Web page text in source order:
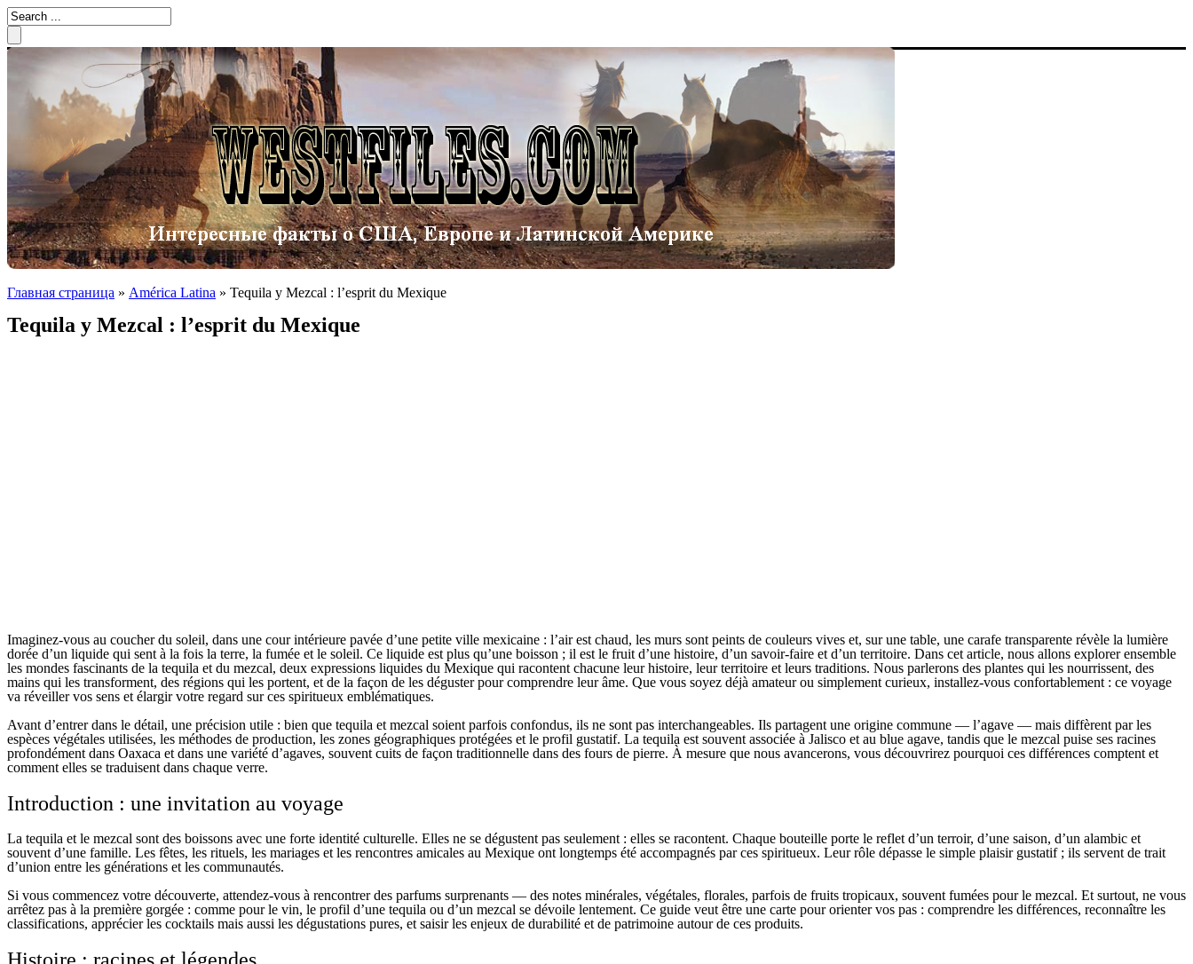
Главная страница » América Latina » Tequila y Mezcal : l’esprit du Mexique
Tequila y Mezcal : l’esprit du Mexique
Imaginez-vous au coucher du soleil, dans une cour intérieure pavée d’une petite ville mexicaine : l’air est chaud, les murs sont peints de couleurs vives et, sur une table, une carafe transparente révèle la lumière
dorée d’un liquide qui sent à la fois la terre, la fumée et le soleil. Ce liquide est plus qu’une boisson ; il est le fruit d’une histoire, d’un savoir-faire et d’un territoire. Dans cet article, nous allons explorer ensemble
les mondes fascinants de la tequila et du mezcal, deux expressions liquides du Mexique qui racontent chacune leur histoire, leur territoire et leurs traditions. Nous parlerons des plantes qui les nourrissent, des
mains qui les transforment, des régions qui les portent, et de la façon de les déguster pour comprendre leur âme. Que vous soyez déjà amateur ou simplement curieux, installez-vous confortablement : ce voyage
va réveiller vos sens et élargir votre regard sur ces spiritueux emblématiques.
Avant d’entrer dans le détail, une précision utile : bien que tequila et mezcal soient parfois confondus, ils ne sont pas interchangeables. Ils partagent une origine commune — l’agave — mais diffèrent par les
espèces végétales utilisées, les méthodes de production, les zones géographiques protégées et le profil gustatif. La tequila est souvent associée à Jalisco et au blue agave, tandis que le mezcal puise ses racines
profondément dans Oaxaca et dans une variété d’agaves, souvent cuits de façon traditionnelle dans des fours de pierre. À mesure que nous avancerons, vous découvrirez pourquoi ces différences comptent et
comment elles se traduisent dans chaque verre.
Introduction : une invitation au voyage
La tequila et le mezcal sont des boissons avec une forte identité culturelle. Elles ne se dégustent pas seulement : elles se racontent. Chaque bouteille porte le reflet d’un terroir, d’une saison, d’un alambic et
souvent d’une famille. Les fêtes, les rituels, les mariages et les rencontres amicales au Mexique ont longtemps été accompagnés par ces spiritueux. Leur rôle dépasse le simple plaisir gustatif ; ils servent de trait
d’union entre les générations et les communautés.
Si vous commencez votre découverte, attendez-vous à rencontrer des parfums surprenants — des notes minérales, végétales, florales, parfois de fruits tropicaux, souvent fumées pour le mezcal. Et surtout, ne vous
arrêtez pas à la première gorgée : comme pour le vin, le profil d’une tequila ou d’un mezcal se dévoile lentement. Ce guide veut être une carte pour orienter vos pas : comprendre les différences, reconnaître les
classifications, apprécier les cocktails mais aussi les dégustations pures, et saisir les enjeux de durabilité et de patrimoine autour de ces produits.
Histoire : racines et légendes